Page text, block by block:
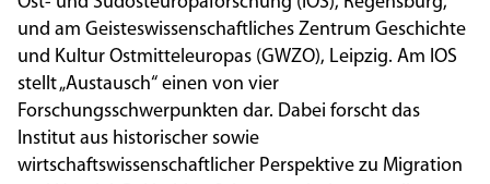
und am Geisteswissenschaftliches Zentrum Geschichte
und Kultur Ostmitteleuropas (GWZO), Leipzig. Am IOS
stellt „Austausch“ einen von vier
Forschungsschwerpunkten dar. Dabei forscht das
Institut aus historischer sowie
wirtschaftswissenschaftlicher Perspektive zu Migration